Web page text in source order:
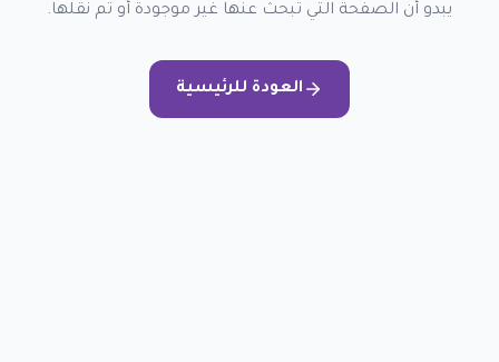
يبدو أن الصفحة التي تبحث عنها غير موجودة أو تم نقلها.
العودة للرئيسية